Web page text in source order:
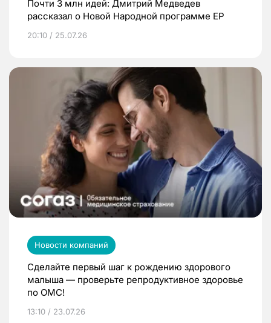
Почти 3 млн идей: Дмитрий Медведев
рассказал о Новой Народной программе ЕР
20:10 / 25.07.26
Новости компаний
Сделайте первый шаг к рождению здорового
малыша — проверьте репродуктивное здоровье
по ОМС!
13:10 / 23.07.26